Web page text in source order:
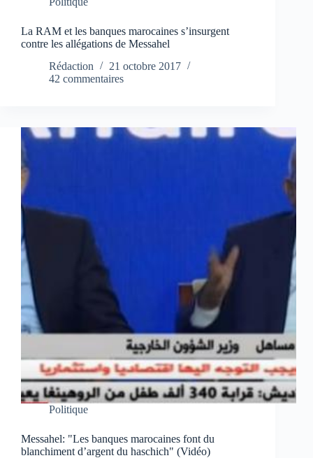
La RAM et les banques marocaines s’insurgent
contre les allégations de Messahel
Rédaction
21 octobre 2017
42 commentaires
Politique
Messahel: "Les banques marocaines font du
blanchiment d’argent du haschich" (Vidéo)